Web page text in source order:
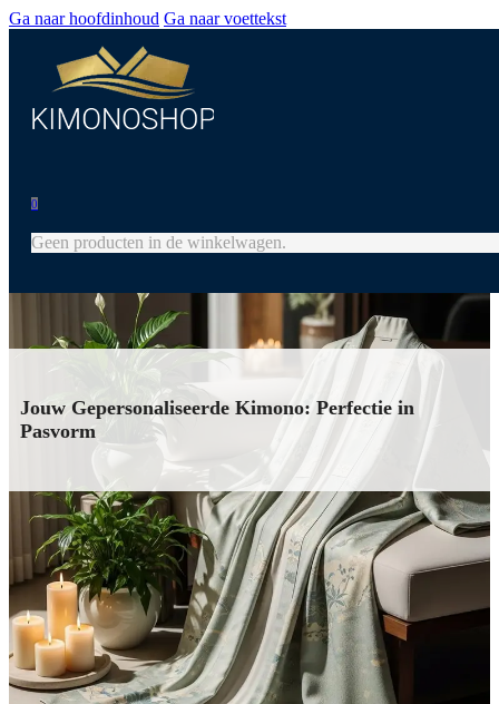
Ga naar hoofdinhoud Ga naar voettekst
0
Geen producten in de winkelwagen.
Jouw Gepersonaliseerde Kimono: Perfectie in
Pasvorm